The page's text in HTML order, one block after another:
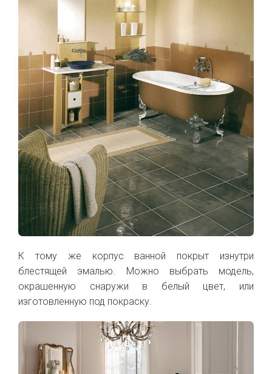
К тому же корпус ванной покрыт изнутри
блестящей эмалью. Можно выбрать модель,
окрашенную снаружи в белый цвет, или
изготовленную под покраску.